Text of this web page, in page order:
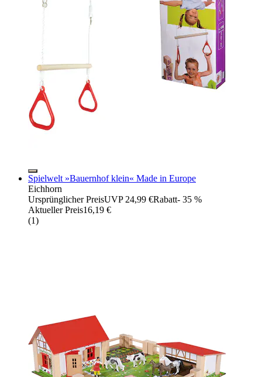
Spielwelt »Bauernhof klein« Made in Europe
Eichhorn
Ursprünglicher PreisUVP 24,99 €Rabatt- 35 %
Aktueller Preis16,19 €
(1)